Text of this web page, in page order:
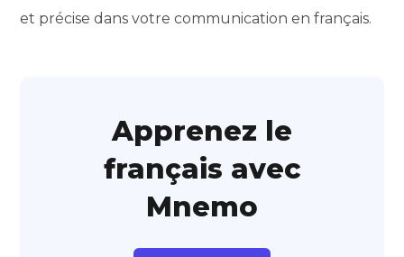
et précise dans votre communication en français.
Apprenez le
français avec
Mnemo